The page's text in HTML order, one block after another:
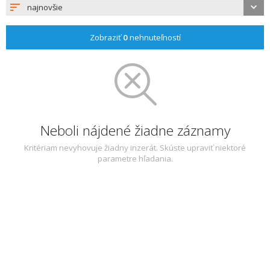
najnovšie
Zobraziť0nehnuteľností
Neboli nájdené žiadne záznamy
Kritériam nevyhovuje žiadny inzerát. Skúste upraviť niektoré
parametre hľadania.